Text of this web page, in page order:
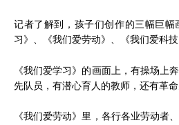
记者了解到，孩子们创作的三幅巨
习》、《我们爱劳动》、《我们爱科技
《我们爱学习》的画面上，有操场上
先队员，有潜心育人的教师，还有革命
《我们爱劳动》里，各行各业劳动者